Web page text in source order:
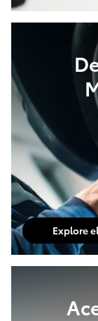
Explore